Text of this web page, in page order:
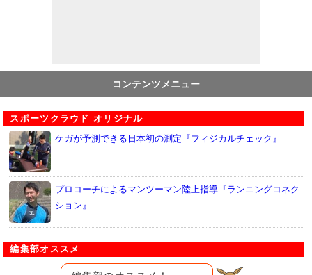
コンテンツメニュー
スポーツクラウド オリジナル
ケガが予測できる日本初の測定『フィジカルチェック』
プロコーチによるマンツーマン陸上指導『ランニングコネク
ション』
編集部オススメ